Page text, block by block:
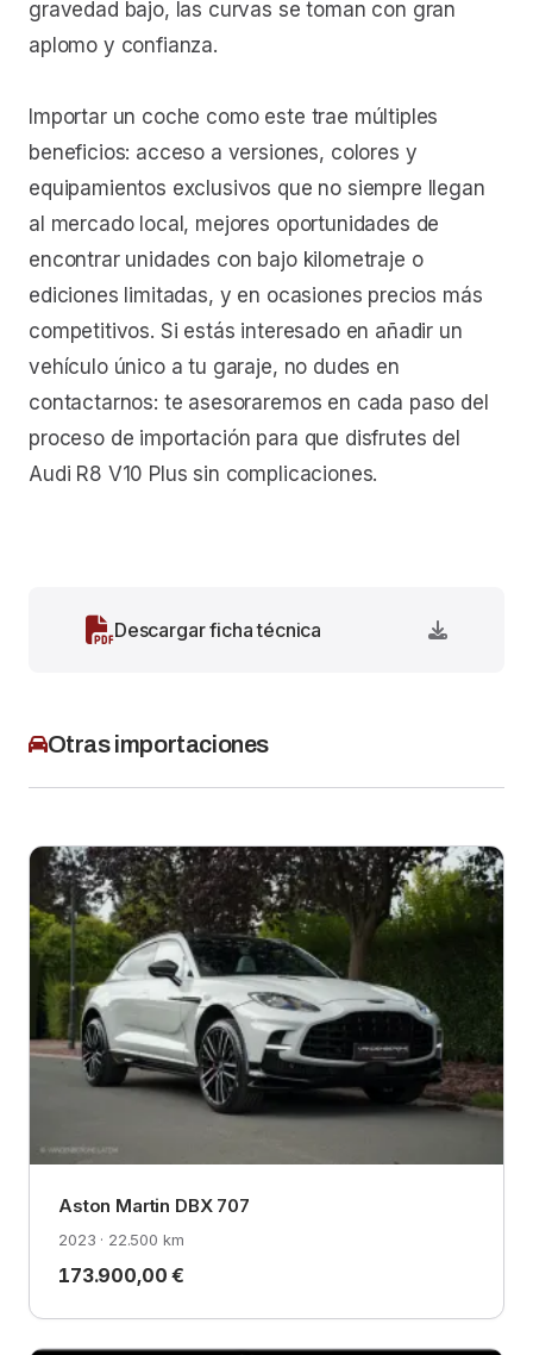
gravedad bajo, las curvas se toman con gran
aplomo y confianza.
Importar un coche como este trae múltiples
beneficios: acceso a versiones, colores y
equipamientos exclusivos que no siempre llegan
al mercado local, mejores oportunidades de
encontrar unidades con bajo kilometraje o
ediciones limitadas, y en ocasiones precios más
competitivos. Si estás interesado en añadir un
vehículo único a tu garaje, no dudes en
contactarnos: te asesoraremos en cada paso del
proceso de importación para que disfrutes del
Audi R8 V10 Plus sin complicaciones.
Descargar ficha técnica
Otras importaciones
Aston Martin DBX 707
2023 · 22.500 km
173.900,00 €